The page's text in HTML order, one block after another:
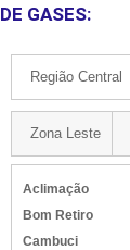
DE GASES:
Região Central
Zona Leste
Aclimação
Bom Retiro
Cambuci